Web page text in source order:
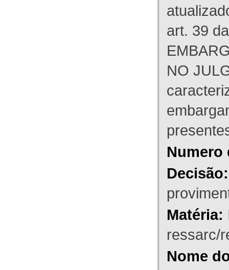
art. 39
NO
Numero
Decisão:
Matéria:
ressarc/
Nome